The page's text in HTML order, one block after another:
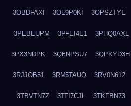
3OBDFAXI 3OE9P0KI 3OPSZTYE
3PEBEUPM 3PFEI4E1 3PHQ0AXL
3PX3NDPK 3QBNPSU7 3QPKYD3H
3RJJOB51 3RM5TAUQ 3RV0N612
3TBVTN7Z 3TFI7CJL 3TKFBN73